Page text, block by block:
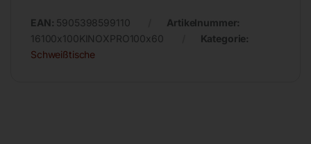
EAN: 5905398599110
Artikelnummer:
16100x100KINOXPRO100x60
Kategorie:
Schweißtische